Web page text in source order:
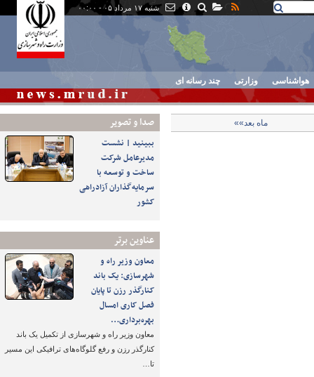
شنبه ۱۷ مرداد ۰۵ - ۰۰:۰۰
هواشناسی وزارتی چند رسانه ای
صدا و تصوير
ببینید | نشست
مدیرعامل شرکت
ساخت و توسعه با
سرمایه‌گذاران آزادراهی
کشور
عناوین برتر
معاون وزیر راه و
شهرسازی: یک باند
کنارگذر رزن تا پایان
فصل کاری امسال
بهره‌برداری…
معاون وزیر راه و شهرسازی از تکمیل یک باند
کنارگذر رزن و رفع گلوگاه‌های ترافیکی این مسیر
تا…
ماه بعد»»